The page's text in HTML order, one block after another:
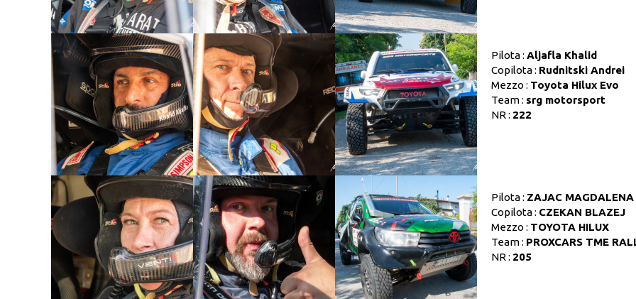
Pilota : Aljafla Khalid
Copilota : Rudnitski Andrei
Mezzo : Toyota Hilux Evo
Team : srg motorsport
NR : 222
Pilota : ZAJAC MAGDALENA
Copilota : CZEKAN BLAZEJ
Mezzo : TOYOTA HILUX
Team : PROXCARS TME
NR : 205